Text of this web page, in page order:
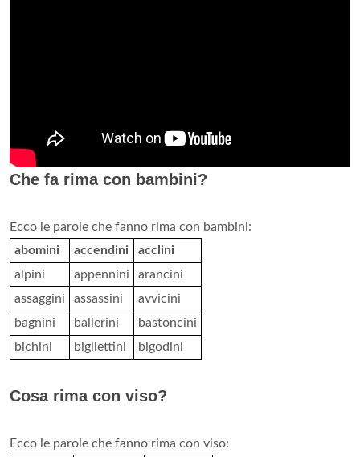
Che fa rima con bambini?
Ecco le parole che fanno rima con bambini:
abomini
accendini
acclini
alpini
appennini
arancini
assaggini
assassini
avvicini
bagnini
ballerini
bastoncini
bichini
bigliettini bigodini
Cosa rima con viso?
Ecco le parole che fanno rima con viso: